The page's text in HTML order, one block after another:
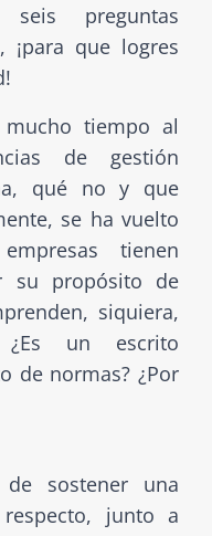
preguntas
¡para que logres
tiempo al
de gestión
qué no y que
se ha vuelto
tienen
su propósito de
siquiera,
un escrito
de normas? ¿Por
sostener una
junto a